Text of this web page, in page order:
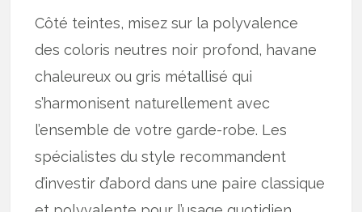
Côté teintes, misez sur la polyvalence
des coloris neutres noir profond, havane
chaleureux ou gris métallisé qui
s’harmonisent naturellement avec
l’ensemble de votre garde-robe. Les
spécialistes du style recommandent
d’investir d’abord dans une paire classique